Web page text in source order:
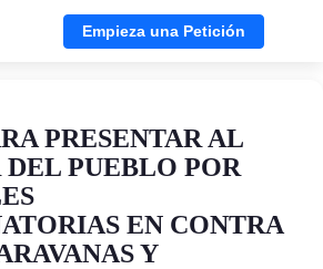
Empieza una Petición
PRESENTAR AL
DEL PUEBLO POR
EN CONTRA
Y